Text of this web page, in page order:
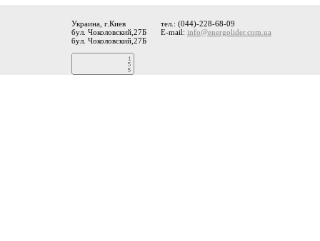
Украина, г.Киев
бул. Чоколовский,27Б
бул. Чоколовский,27Б
тел.: (044)-228-68-09
E-mail: info@energolider.com.ua